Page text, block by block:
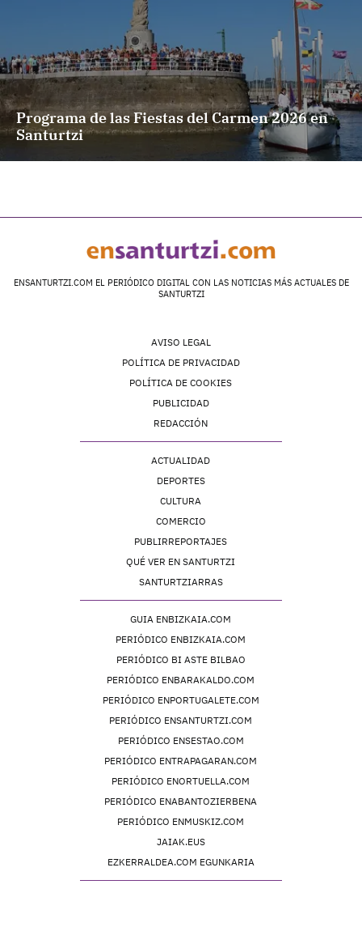
Programa de las Fiestas del Carmen 2026 en
Santurtzi
ENSANTURTZI.COM EL PERIÓDICO DIGITAL CON LAS NOTICIAS MÁS ACTUALES DE
SANTURTZI
AVISO LEGAL
POLÍTICA DE PRIVACIDAD
POLÍTICA DE COOKIES
PUBLICIDAD
REDACCIÓN
ACTUALIDAD
DEPORTES
CULTURA
COMERCIO
PUBLIRREPORTAJES
QUÉ VER EN SANTURTZI
SANTURTZIARRAS
GUIA ENBIZKAIA.COM
PERIÓDICO ENBIZKAIA.COM
PERIÓDICO BI ASTE BILBAO
PERIÓDICO ENBARAKALDO.COM
PERIÓDICO ENPORTUGALETE.COM
PERIÓDICO ENSANTURTZI.COM
PERIÓDICO ENSESTAO.COM
PERIÓDICO ENTRAPAGARAN.COM
PERIÓDICO ENORTUELLA.COM
PERIÓDICO ENABANTOZIERBENA
PERIÓDICO ENMUSKIZ.COM
JAIAK.EUS
EZKERRALDEA.COM EGUNKARIA